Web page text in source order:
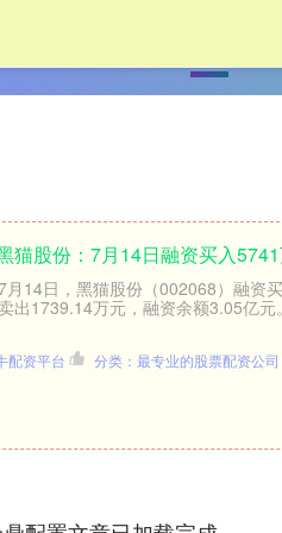
猫股份：7月14日融资买入
月14日，黑猫股份（002068）融资
出1739.14万元，融资余额3.05亿元
配资平台 分类：最专业的股票配资公司